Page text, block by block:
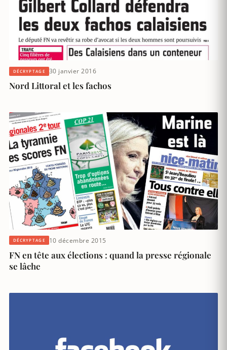
DÉCRYPTAGE 30 janvier 2016
Nord Littoral et les fachos
DÉCRYPTAGE 10 décembre 2015
FN en tête aux élections : quand la presse régionale
se lâche